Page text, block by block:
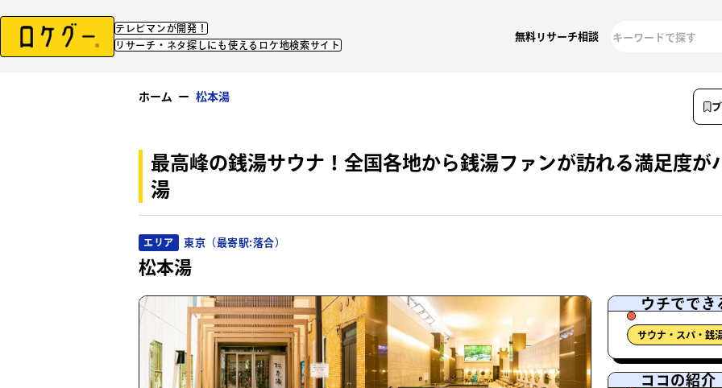
テレビマンが開発！
リサーチ・ネタ探しにも使えるロケ地検索サイト
無料リサーチ相談
ホーム ー 松本湯
最高峰の銭湯サウナ！全国各地から銭湯ファンが訪れる満足度が
湯
エリア 東京（最寄駅:落合）
松本湯
ウチででき
サウナ・スパ・銭
ココの紹介